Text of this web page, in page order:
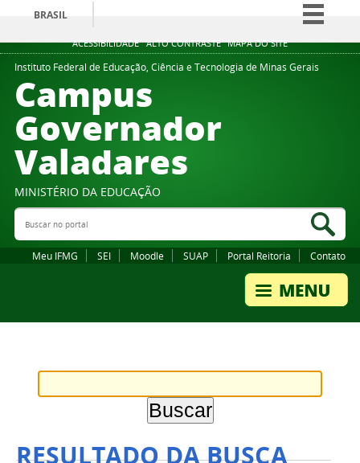
ACESSIBILIDADE ALTO CONTRASTE MAPA DO SITE
BRASIL
Simplifique!
Comunica BR
Instituto Federal de Educação, Ciência e Tecnologia de Minas Gerais
Campus
Governador
Valadares
MINISTÉRIO DA EDUCAÇÃO
Buscar no portal
Meu IFMG SEI Moodle SUAP Portal Reitoria Contato
RESULTADO DA BUSCA